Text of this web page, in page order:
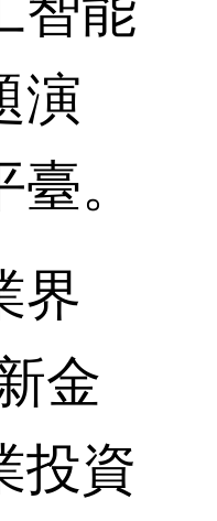
演
。
界
金
投資